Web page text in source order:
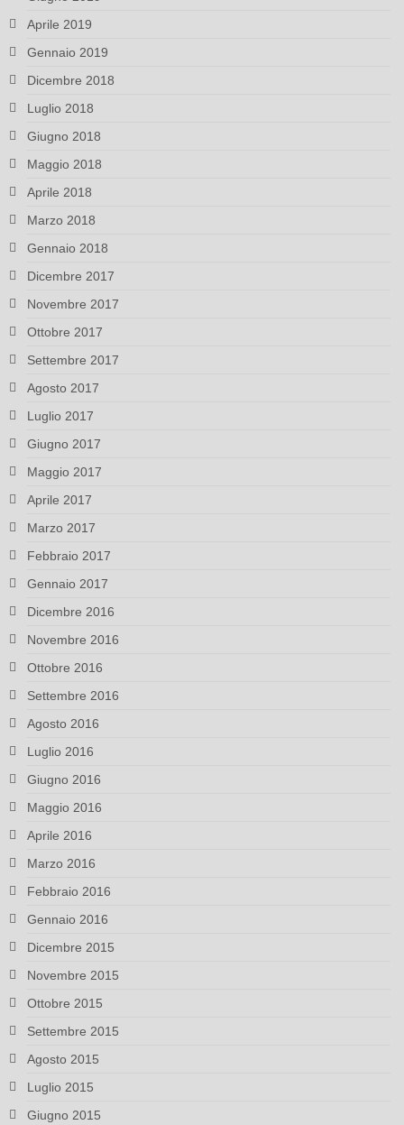
Aprile 2019
Gennaio 2019
Dicembre 2018
Luglio 2018
Giugno 2018
Maggio 2018
Aprile 2018
Marzo 2018
Gennaio 2018
Dicembre 2017
Novembre 2017
Ottobre 2017
Settembre 2017
Agosto 2017
Luglio 2017
Giugno 2017
Maggio 2017
Aprile 2017
Marzo 2017
Febbraio 2017
Gennaio 2017
Dicembre 2016
Novembre 2016
Ottobre 2016
Settembre 2016
Agosto 2016
Luglio 2016
Giugno 2016
Maggio 2016
Aprile 2016
Marzo 2016
Febbraio 2016
Gennaio 2016
Dicembre 2015
Novembre 2015
Ottobre 2015
Settembre 2015
Agosto 2015
Luglio 2015
Giugno 2015